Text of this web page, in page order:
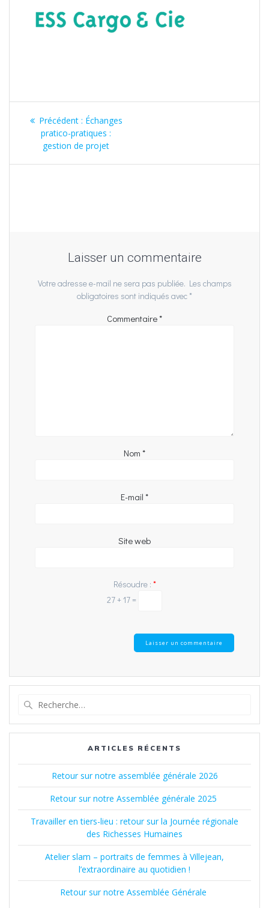
Navigation
l’article
Précédent : Article
précédent
:
Échanges
pratico-pratiques :
gestion de projet
Laisser un commentaire
Votre adresse e-mail ne sera pas publiée. Les champs
obligatoires sont indiqués avec*
Commentaire*
Nom *
E-mail *
Site web
Résoudre : *
27 + 17 =
:
ARTICLES RÉCENTS
Retour sur notre assemblée générale 2026
Retour sur notre Assemblée générale 2025
Travailler en tiers-lieu : retour sur la Journée régionale
des Richesses Humaines
Atelier slam – portraits de femmes à Villejean,
l’extraordinaire au quotidien !
Retour sur notre Assemblée Générale